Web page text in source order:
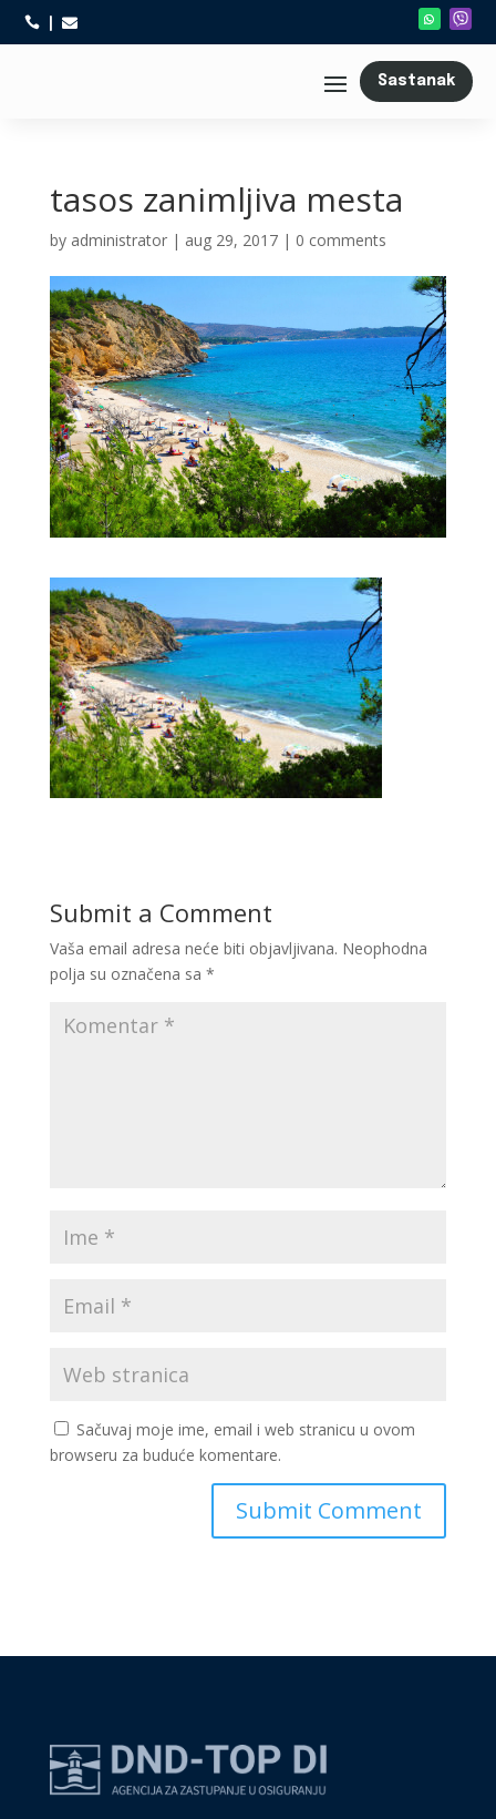
 
Sastanak
tasos zanimljiva mesta
by administrator| aug 29, 2017| 0 comments
Submit a Comment
Vaša email adresa neće biti objavljivana. Neophodna
polja su označena sa *
Sačuvaj moje ime, email i web stranicu u ovom
browseru za buduće komentare.